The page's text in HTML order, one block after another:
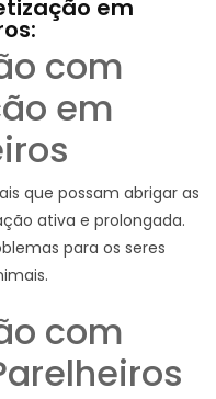
em
com
em
que possam abrigar as
ativa e prolongada.
para os seres
com